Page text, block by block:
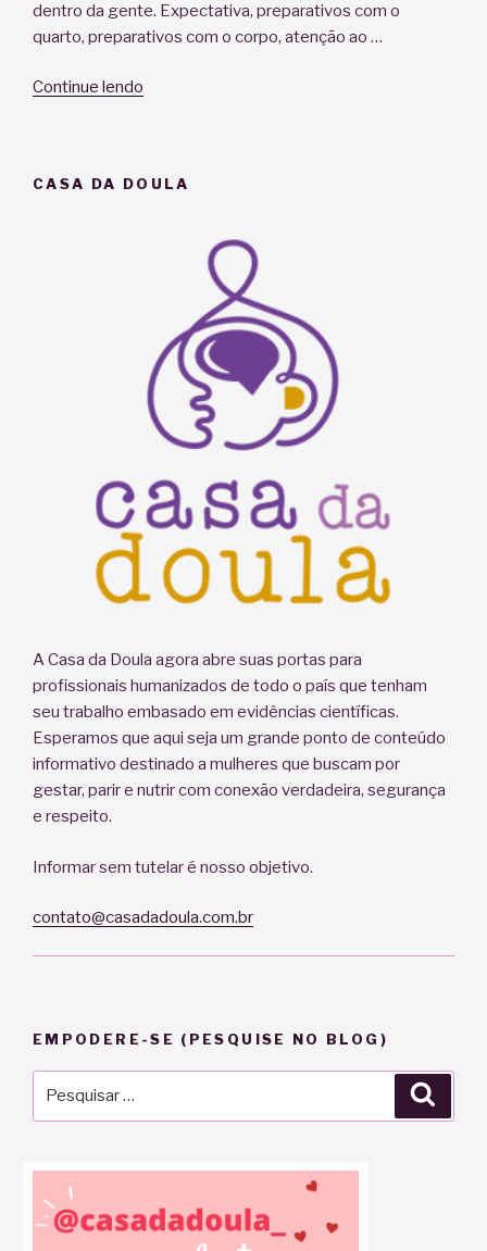
dentro da gente. Expectativa, preparativos com o
quarto, preparativos com o corpo, atenção ao …
Continue lendo
CASA DA DOULA
A Casa da Doula agora abre suas portas para
profissionais humanizados de todo o país que tenham
seu trabalho embasado em evidências científicas.
Esperamos que aqui seja um grande ponto de conteúdo
informativo destinado a mulheres que buscam por
gestar, parir e nutrir com conexão verdadeira, segurança
e respeito.
Informar sem tutelar é nosso objetivo.
contato@casadadoula.com.br
EMPODERE-SE (PESQUISE NO BLOG)